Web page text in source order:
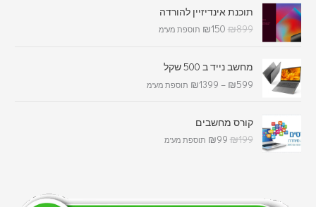
תוכנת אינדיזיין להורדה
₪899
₪150 תוספת מע"מ
מחשב נייד ב 500 שקל
₪599
–
₪1399 תוספת מע"מ
קורס מחשבים
₪199
₪99 תוספת מע"מ